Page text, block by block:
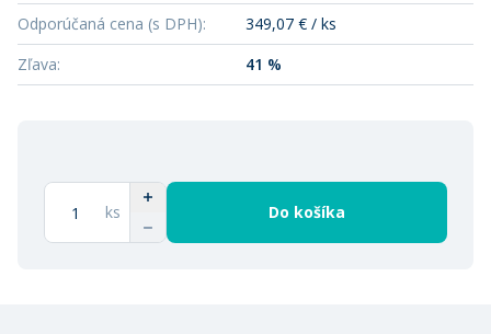
Odporúčaná cena (s DPH):
349,07 € / ks
Zľava: 41 %
ks Do košíka